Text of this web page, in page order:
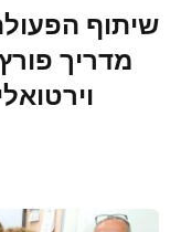
שיתוף
מדריך